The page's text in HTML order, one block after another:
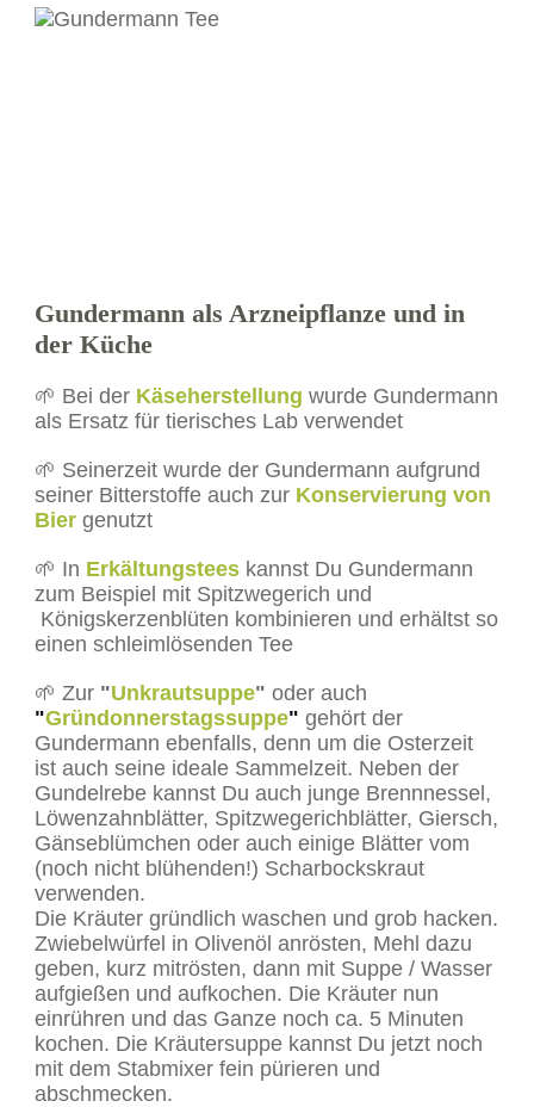
Gundermann als Arzneipflanze und in
der Küche
🌱 Bei der Käseherstellung wurde Gundermann
als Ersatz für tierisches Lab verwendet
🌱 Seinerzeit wurde der Gundermann aufgrund
seiner Bitterstoffe auch zur Konservierung von
Bier genutzt
🌱 In Erkältungstees kannst Du Gundermann
zum Beispiel mit Spitzwegerich und
Königskerzenblüten kombinieren und erhältst so
einen schleimlösenden Tee
🌱 Zur "Unkrautsuppe" oder auch
"Gründonnerstagssuppe" gehört der
Gundermann ebenfalls, denn um die Osterzeit
ist auch seine ideale Sammelzeit. Neben der
Gundelrebe kannst Du auch junge Brennnessel,
Löwenzahnblätter, Spitzwegerichblätter, Giersch,
Gänseblümchen oder auch einige Blätter vom
(noch nicht blühenden!) Scharbockskraut
verwenden.
Die Kräuter gründlich waschen und grob hacken.
Zwiebelwürfel in Olivenöl anrösten, Mehl dazu
geben, kurz mitrösten, dann mit Suppe / Wasser
aufgießen und aufkochen. Die Kräuter nun
einrühren und das Ganze noch ca. 5 Minuten
kochen. Die Kräutersuppe kannst Du jetzt noch
mit dem Stabmixer fein pürieren und
abschmecken.